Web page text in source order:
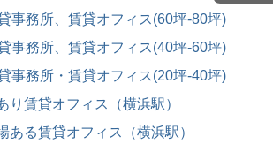
事務所、賃貸オフィス(60坪-80坪)
事務所、賃貸オフィス(40坪-60坪)
事務所・賃貸オフィス(20坪-40坪)
り賃貸オフィス（横浜駅）
ある賃貸オフィス（横浜駅）